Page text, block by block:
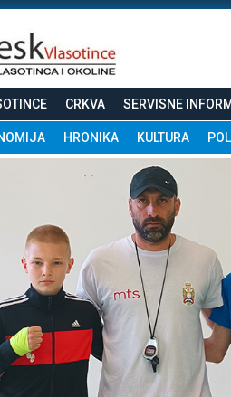
CRKVA SERVISNE
HRONIKA KULTURA